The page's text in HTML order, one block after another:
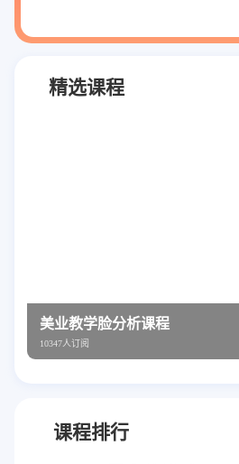
精选课程
美业教学脸分析课程
10347人订阅
课程排行